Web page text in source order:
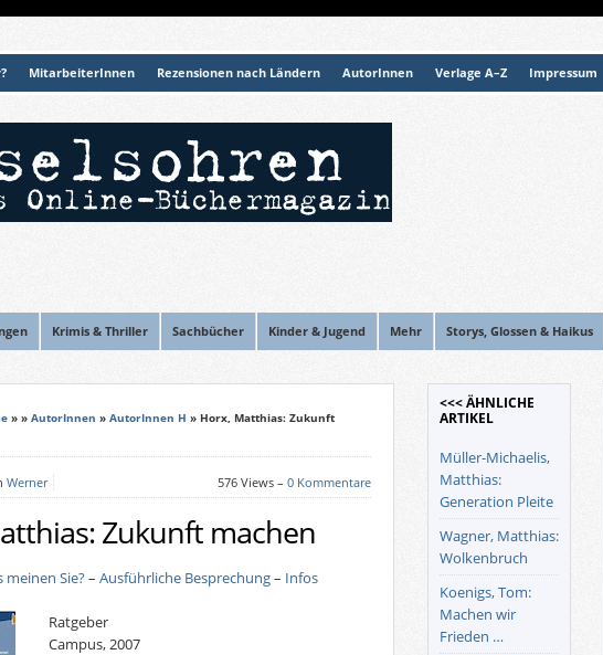
MitarbeiterInnen Rezensionen nach Ländern AutorInnen Verlage A–Z Impressum
Krimis & Thriller Sachbücher Kinder & Jugend Mehr Storys, Glossen & Haikus
» » AutorInnen » AutorInnen H » Horx, Matthias: Zukunft
Werner 576 Views – 0 Kommentare
Zukunft machen
meinen Sie?– Ausführliche Besprechung– Infos
Ratgeber
Campus, 2007
<<< ÄHNLICHE
ARTIKEL
Müller-Michaelis,
Matthias:
Generation Pleite
Wagner, Matthias:
Wolkenbruch
Koenigs, Tom:
Machen wir
Frieden …